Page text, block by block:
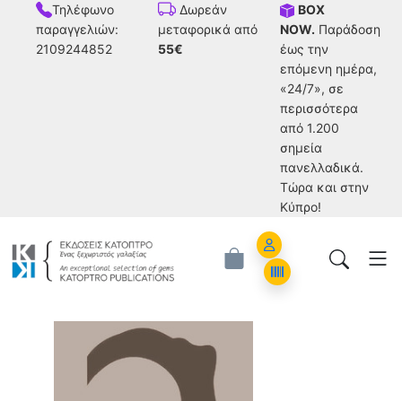
Τηλέφωνο
παραγγελιών:
2109244852
Δωρεάν
μεταφορικά από
55€
BOX
NOW. Παράδοση
έως την
επόμενη ημέρα,
«24/7», σε
περισσότερα
από 1.200
σημεία
πανελλαδικά.
Tώρα και στην
Κύπρο!
Account
Orders
Franklin Potter